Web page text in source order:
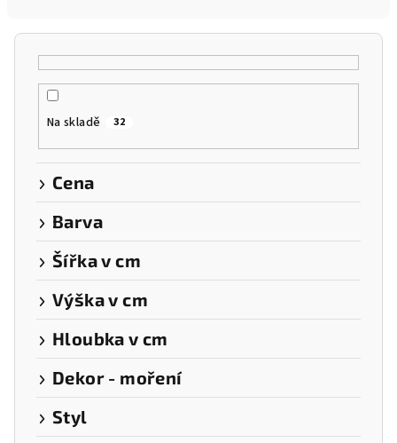
Na skladě 32
Cena
Barva
Šířka v cm
Výška v cm
Hloubka v cm
Dekor - moření
Styl